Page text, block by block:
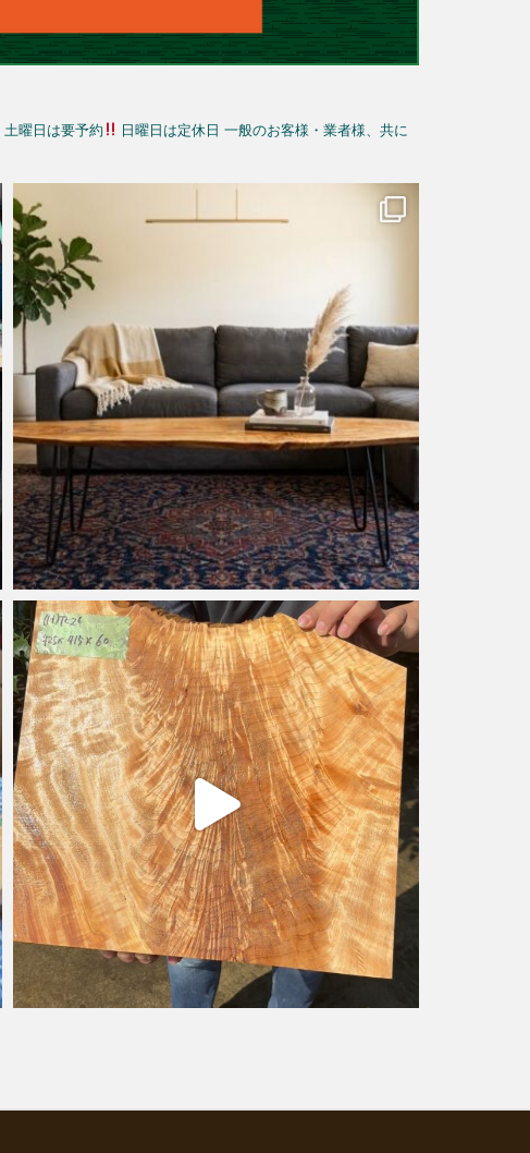
土曜日は要予約 日曜日は定休日 一般のお客様・業者様、共に